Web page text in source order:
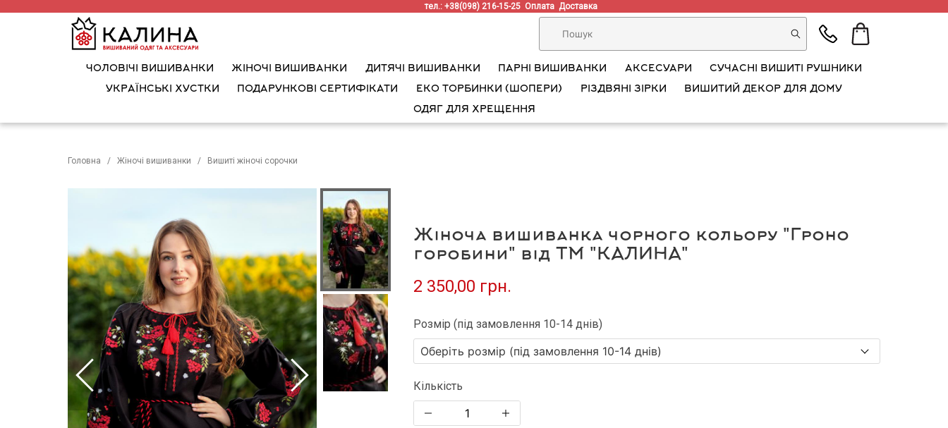
тел.: +38(098) 216-15-25 Оплата Доставка
ЧОЛОВІЧІ ВИШИВАНКИ ЖІНОЧІ ВИШИВАНКИ ДИТЯЧІ ВИШИВАНКИ ПАРНІ ВИШИВАНКИ АКСЕСУАРИ
СУЧАСНІ ВИШИТІ РУШНИКИ
УКРАЇНСЬКІ ХУСТКИ
ПОДАРУНКОВІ СЕРТИФІКАТИ ЕКО ТОРБИНКИ (ШОПЕРИ) РІЗДВЯНІ ЗІРКИ
ВИШИТИЙ ДЕКОР ДЛЯ ДОМУ
ОДЯГ ДЛЯ ХРЕЩЕННЯ
Головна Жіночі вишиванки Вишиті жіночі сорочки
Жіноча вишиванка чорного кольору "Гроно
горобини" від ТМ "КАЛИНА"
2 350,00 грн.
Розмір (під замовлення 10-14 днів)
Кількість